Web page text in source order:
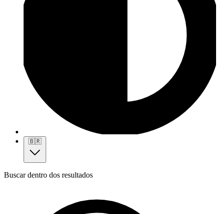
🇧🇷
Buscar dentro dos resultados